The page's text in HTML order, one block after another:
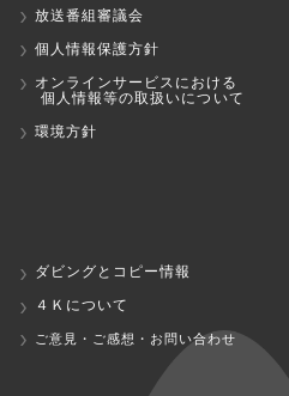
放送番組審議会
個人情報保護方針
オンラインサービスにおける
個人情報等の取扱いについて
環境方針
ダビングとコピー情報
４Ｋについて
ご意見・ご感想・お問い合わせ